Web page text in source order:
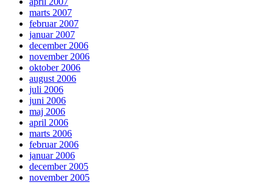
marts 2007
februar 2007
januar 2007
december 2006
november 2006
oktober 2006
august 2006
juli 2006
juni 2006
maj 2006
april 2006
marts 2006
februar 2006
januar 2006
december 2005
november 2005